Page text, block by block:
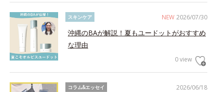
NEW 2026/07/30
スキンケア
沖縄のBAが解説！夏もユードットがおすすめ
な理由
0 view
2026/06/18
コラム&エッセイ